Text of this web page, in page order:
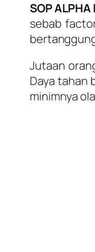
SOP
sebab
Jutaan
Daya tahan
minimnya